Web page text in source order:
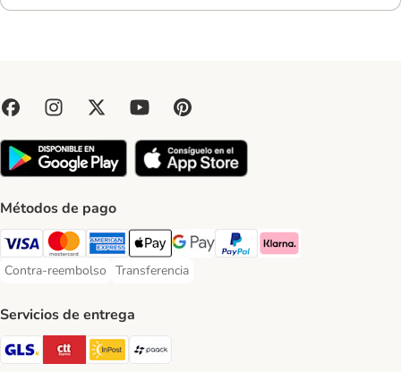
Métodos de pago
Visa Payment Method
Mastercard Payment Method
American Express Payment Method
Apple Pay Payment Method
Google Pay Payment Method
PayPal Payment Method
Klarna Payment Method
Contra-reembolso
Contra-reembolso Payment Method
Transferencia
Transferencia Payment Method
Servicios de entrega
GLS Shipping Method
CTTExpress Shipping Method
InPost Shipping Method
paack Shipping Method